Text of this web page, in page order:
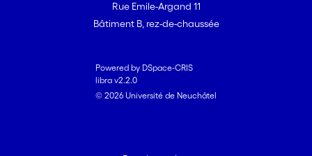
Rue Emile-Argand 11
Bâtiment B, rez-de-chaussée
Powered by DSpace-CRIS
libra v2.2.0
© 2026 Université de Neuchâtel